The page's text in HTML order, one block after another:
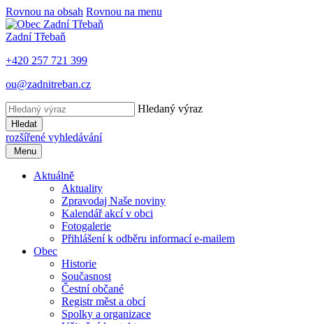
Rovnou na obsah Rovnou na menu
Zadní Třebaň
+420 257 721 399
ou@zadnitreban.cz
Hledaný výraz
Hledat
rozšířené vyhledávání
Menu
Aktuálně
Aktuality
Zpravodaj Naše noviny
Kalendář akcí v obci
Fotogalerie
Přihlášení k odběru informací e-mailem
Obec
Historie
Současnost
Čestní občané
Registr měst a obcí
Spolky a organizace